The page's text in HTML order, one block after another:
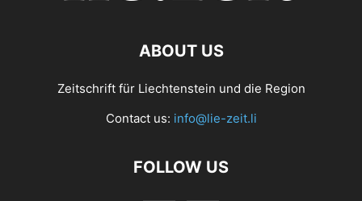
ABOUT US
Zeitschrift für Liechtenstein und die Region
Contact us: info@lie-zeit.li
FOLLOW US